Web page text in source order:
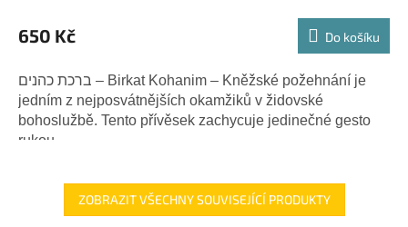
650 Kč Do košíku
ברכת כהנים – Birkat Kohanim – Kněžské požehnání je
jedním z nejposvátnějších okamžiků v židovské
bohoslužbě. Tento přívěsek zachycuje jedinečné gesto
rukou...
ZOBRAZIT VŠECHNY SOUVISEJÍCÍ PRODUKTY